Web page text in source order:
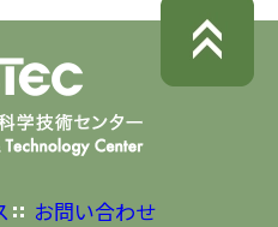
お問い合わせ